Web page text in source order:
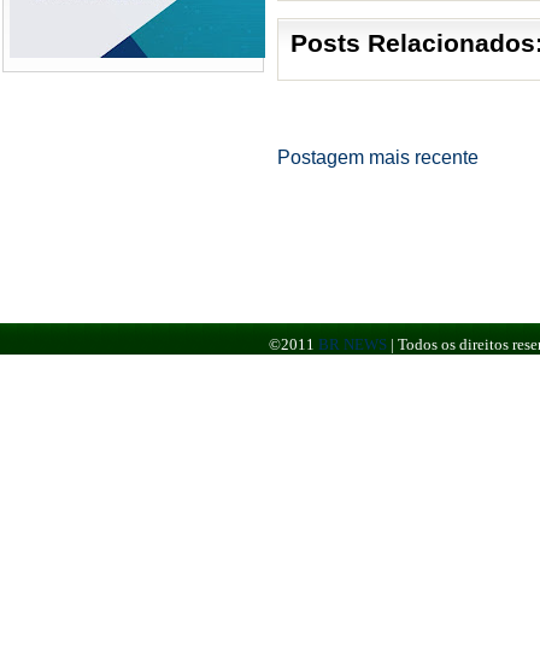
Posts
Postagem mais recente
©2011 BR NEWS | Todos os direitos